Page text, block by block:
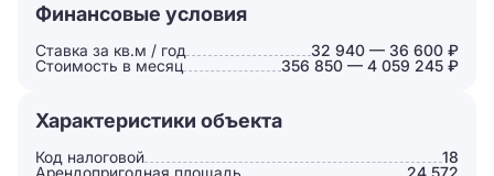
Финансовые условия
Ставка за кв.м / год
32 940 — 36 600 ₽
Стоимость в месяц
356 850 — 4 059 245 ₽
Характеристики объекта
Код налоговой
18